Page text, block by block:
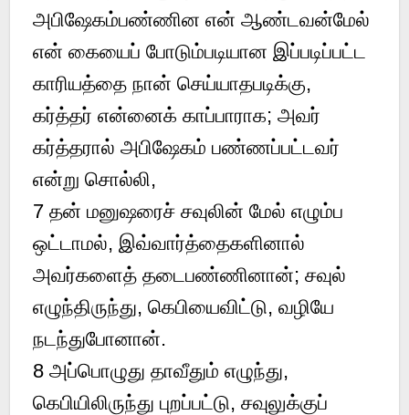
அபிஷேகம்பண்ணின என் ஆண்டவன்மேல்
என் கையைப் போடும்படியான இப்படிப்பட்ட
காரியத்தை நான் செய்யாதபடிக்கு,
கர்த்தர் என்னைக் காப்பாராக; அவர்
கர்த்தரால் அபிஷேகம் பண்ணப்பட்டவர்
என்று சொல்லி,
7தன் மனுஷரைச் சவுலின் மேல் எழும்ப
ஒட்டாமல், இவ்வார்த்தைகளினால்
அவர்களைத் தடைபண்ணினான்; சவுல்
எழுந்திருந்து, கெபியைவிட்டு, வழியே
நடந்துபோனான்.
8அப்பொழுது தாவீதும் எழுந்து,
கெபியிலிருந்து புறப்பட்டு, சவுலுக்குப்